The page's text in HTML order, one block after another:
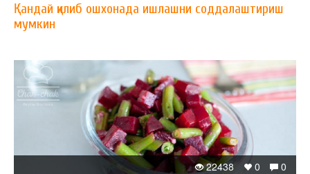
Қандай қилиб ошхонада ишлашни соддалаштириш
мумкин
0
0
22438